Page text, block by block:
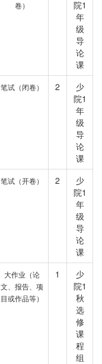
卷）
院1
年
级
导
论
课
笔试（闭卷） 2
少
院1
年
级
导
论
课
笔试（开卷） 2
少
院1
年
级
导
论
课
大作业（论
文、报告、项
目或作品等）
1
少
院1
秋
选
修
课
程
组